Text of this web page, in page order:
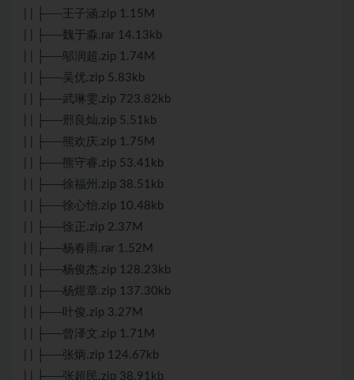
| | ├──王子涵.zip 1.15M
| | ├──魏于淼.rar 14.13kb
| | ├──邬润超.zip 1.74M
| | ├──吴优.zip 5.83kb
| | ├──武琳雯.zip 723.82kb
| | ├──邢良灿.zip 5.51kb
| | ├──熊欢庆.zip 1.75M
| | ├──熊守睿.zip 53.41kb
| | ├──徐福州.zip 38.51kb
| | ├──徐心怡.zip 10.48kb
| | ├──徐正.zip 2.37M
| | ├──杨春雨.rar 1.52M
| | ├──杨俊杰.zip 128.23kb
| | ├──杨煜章.zip 137.30kb
| | ├──叶俊.zip 3.27M
| | ├──曾泽文.zip 1.71M
| | ├──张炳.zip 124.67kb
| | ├──张超民.zip 38.91kb